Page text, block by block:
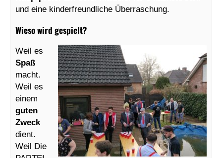
und eine kinderfreundliche Überraschung.
Wieso wird gespielt?
Weil es
Spaß
macht.
Weil es
einem
guten
Zweck
dient.
Weil Die